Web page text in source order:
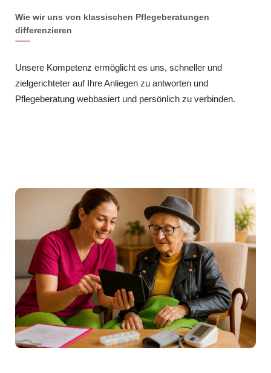
Wie wir uns von klassischen Pflegeberatungen
differenzieren
Unsere Kompetenz ermöglicht es uns, schneller und
zielgerichteter auf Ihre Anliegen zu antworten und
Pflegeberatung webbasiert und persönlich zu verbinden.